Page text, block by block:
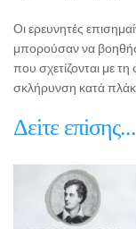
Οι ερευνητές
μπορούσαν να
που σχετίζονται με
σκλήρυνση κατά
Δεiτε επiσης...